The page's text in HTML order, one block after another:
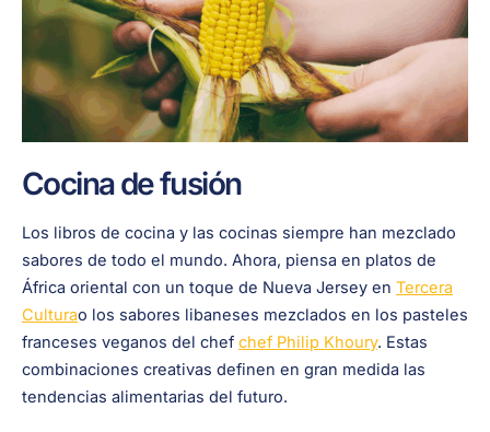
Cocina de fusión
Los libros de cocina y las cocinas siempre han mezclado
sabores de todo el mundo. Ahora, piensa en platos de
África oriental con un toque de Nueva Jersey en Tercera
Culturao los sabores libaneses mezclados en los pasteles
franceses veganos del chef chef Philip Khoury. Estas
combinaciones creativas definen en gran medida las
tendencias alimentarias del futuro.